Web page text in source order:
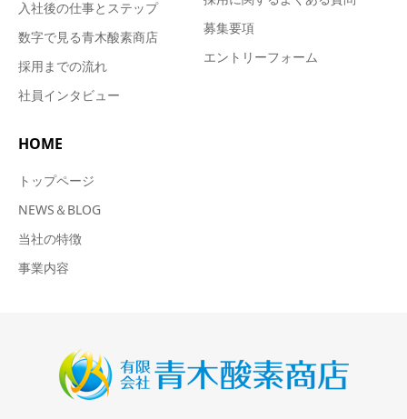
入社後の仕事とステップ
数字で見る青木酸素商店
採用までの流れ
社員インタビュー
募集要項
エントリーフォーム
HOME
トップページ
NEWS＆BLOG
当社の特徴
事業内容